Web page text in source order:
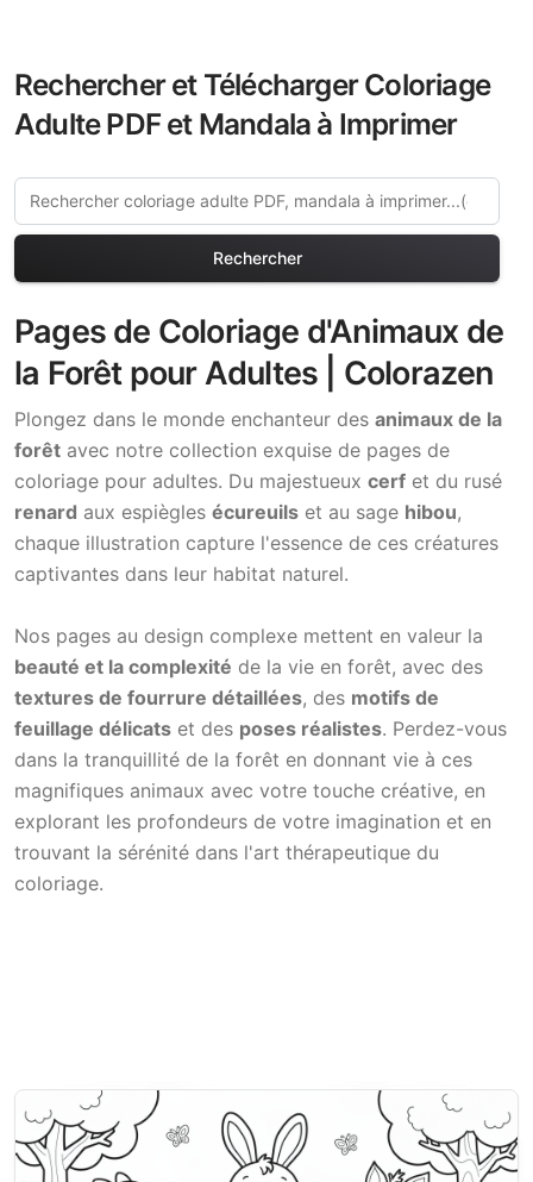
Rechercher et Télécharger Coloriage
Adulte PDF et Mandala à Imprimer
Rechercher
Pages de Coloriage d'Animaux de
la Forêt pour Adultes | Colorazen
Plongez dans le monde enchanteur des animaux de la
forêt avec notre collection exquise de pages de
coloriage pour adultes. Du majestueux cerf et du rusé
renard aux espiègles écureuils et au sage hibou,
chaque illustration capture l'essence de ces créatures
captivantes dans leur habitat naturel.
Nos pages au design complexe mettent en valeur la
beauté et la complexité de la vie en forêt, avec des
textures de fourrure détaillées, des motifs de
feuillage délicats et des poses réalistes. Perdez-vous
dans la tranquillité de la forêt en donnant vie à ces
magnifiques animaux avec votre touche créative, en
explorant les profondeurs de votre imagination et en
trouvant la sérénité dans l'art thérapeutique du
coloriage.